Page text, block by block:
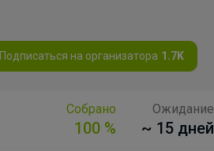
Подписаться на организатора 1.7K
Собрано
100 %
Ожидание
~ 15 дней